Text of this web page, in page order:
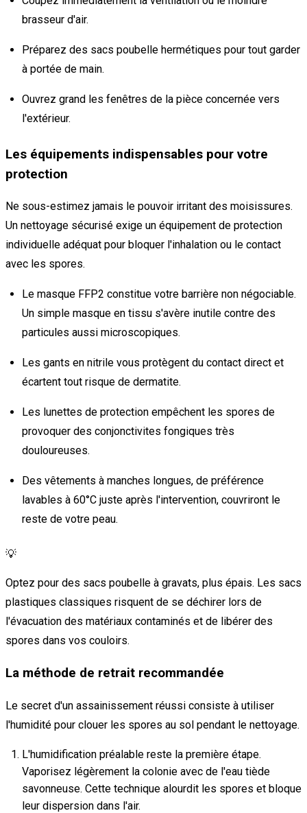
brasseur d'air.
Préparez des sacs poubelle hermétiques pour tout garder
à portée de main.
Ouvrez grand les fenêtres de la pièce concernée vers
l'extérieur.
Les équipements indispensables pour votre
protection
Ne sous-estimez jamais le pouvoir irritant des moisissures.
Un nettoyage sécurisé exige un équipement de protection
individuelle adéquat pour bloquer l'inhalation ou le contact
avec les spores.
Le masque FFP2 constitue votre barrière non négociable.
Un simple masque en tissu s'avère inutile contre des
particules aussi microscopiques.
Les gants en nitrile vous protègent du contact direct et
écartent tout risque de dermatite.
Les lunettes de protection empêchent les spores de
provoquer des conjonctivites fongiques très
douloureuses.
Des vêtements à manches longues, de préférence
lavables à 60°C juste après l'intervention, couvriront le
reste de votre peau.
💡
Optez pour des sacs poubelle à gravats, plus épais. Les sacs
plastiques classiques risquent de se déchirer lors de
l'évacuation des matériaux contaminés et de libérer des
spores dans vos couloirs.
La méthode de retrait recommandée
Le secret d'un assainissement réussi consiste à utiliser
l'humidité pour clouer les spores au sol pendant le nettoyage.
L'humidification préalable reste la première étape.
Vaporisez légèrement la colonie avec de l'eau tiède
savonneuse. Cette technique alourdit les spores et bloque
leur dispersion dans l'air.